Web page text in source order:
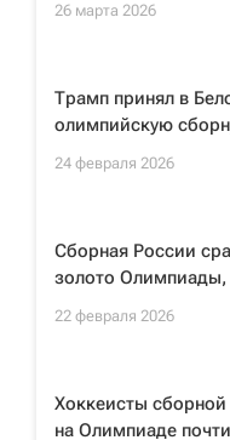
26 марта 2026
Трамп принял в
олимпийскую
24 февраля 2026
Сборная России
золото Олимпиады,
22 февраля 2026
Хоккеисты
на Олимпиаде